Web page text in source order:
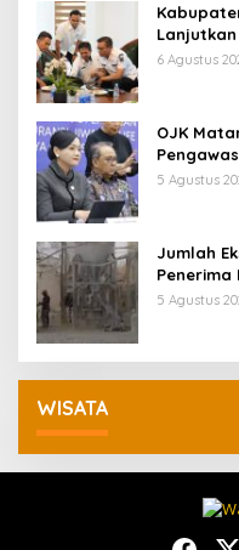
6 Agustus
OJK
5 Agustus
Jumlah
KDM: Kita
5 Agustus
WISATA